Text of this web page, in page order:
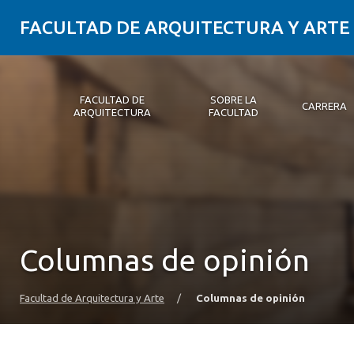
FACULTAD DE ARQUITECTURA Y ARTE
FACULTAD DE
ARQUITECTURA
SOBRE LA
FACULTAD
CARRERA
Columnas de opinión
Facultad de Arquitectura y Arte / Columnas de opinión